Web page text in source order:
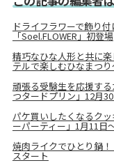
ドライフラワーで飾り
「Soel.FLOWER」初登場
精巧なひな人形と共に
テルで楽しむひなまつ
頑張る受験生を応援す
つタードプリン」12月
パケ買いしたくなるク
ーパーティー」1月11日
焼肉ライクでひとり鍋
スタート